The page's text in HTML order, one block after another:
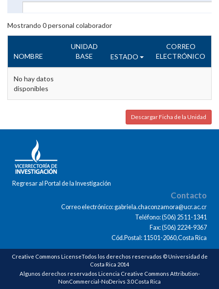
Mostrando 0personal colaborador
NOMBRE
UNIDAD
BASE
ESTADO
CORREO
ELECTRÓNICO
No hay datos
disponibles
Descargar Ficha de la Unidad
Regresar al Portal de la Investigación
Contacto
Correo electrónico: gabriela.chaconzamora@ucr.ac.cr
Teléfono: (506) 2511-1341
Fax: (506) 2224-9367
Cód.Postal: 11501-2060,Costa Rica
Creative Commons LicenseTodos los derechos reservados © Universidad de
Costa Rica 2014
Algunos derechos reservados Licencia Creative Commons Attribution-
NonCommercial-NoDerivs 3.0 Costa Rica